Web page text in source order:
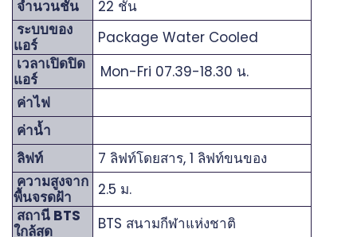
จำนวนชั้น
22 ชั้น
ระบบของ
แอร์
Package Water Cooled
เวลาเปิดปิด
แอร์
Mon-Fri 07.39-18.30 น.
ค่าไฟ
ค่าน้ำ
ลิฟท์
7 ลิฟท์โดยสาร, 1 ลิฟท์ขนของ
ความสูงจาก
พื้นจรดฝ้า
2.5 ม.
สถานี BTS
ใกล้สุด
BTS สนามกีฬาแห่งชาติ